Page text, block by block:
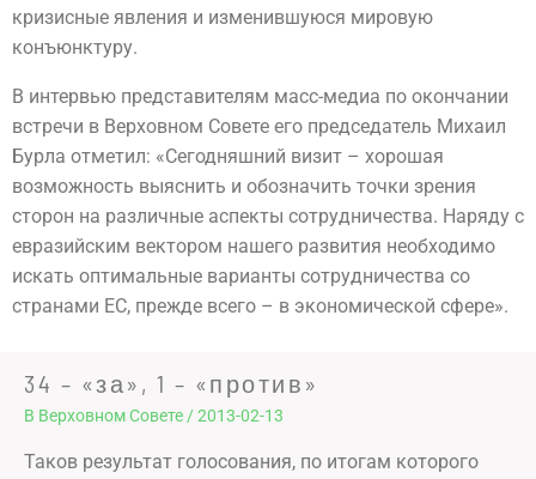
кризисные явления и изменившуюся мировую
конъюнктуру.
В интервью представителям масс-медиа по окончании
встречи в Верховном Совете его председатель Михаил
Бурла отметил: «Сегодняшний визит – хорошая
возможность выяснить и обозначить точки зрения
сторон на различные аспекты сотрудничества. Наряду с
евразийским вектором нашего развития необходимо
искать оптимальные варианты сотрудничества со
странами ЕС, прежде всего – в экономической сфере».
34 – «за», 1 – «против»
В Верховном Совете /2013-02-13
Таков результат голосования, по итогам которого